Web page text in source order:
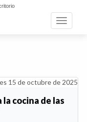
Toggle
15 de octubre de 2025
cocina de las